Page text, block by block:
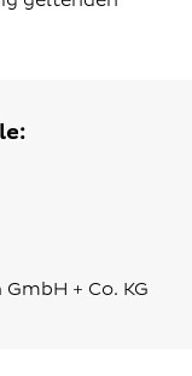
+ Co. KG